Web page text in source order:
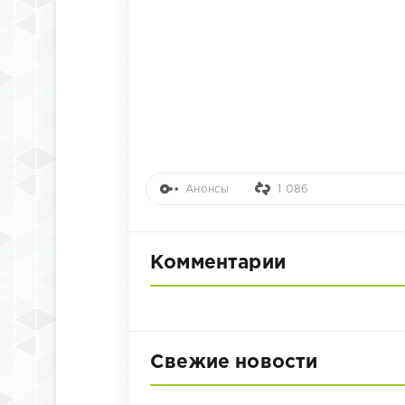
Анонсы 1 086
Комментарии
Свежие новости